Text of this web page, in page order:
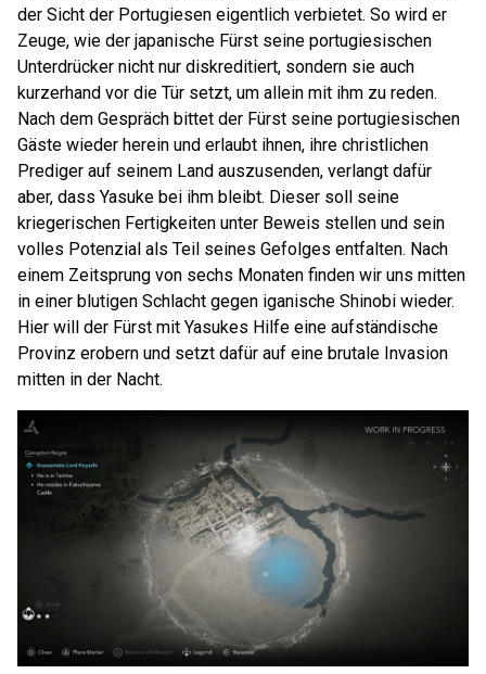
der Sicht der Portugiesen eigentlich verbietet. So wird er
Zeuge, wie der japanische Fürst seine portugiesischen
Unterdrücker nicht nur diskreditiert, sondern sie auch
kurzerhand vor die Tür setzt, um allein mit ihm zu reden.
Nach dem Gespräch bittet der Fürst seine portugiesischen
Gäste wieder herein und erlaubt ihnen, ihre christlichen
Prediger auf seinem Land auszusenden, verlangt dafür
aber, dass Yasuke bei ihm bleibt. Dieser soll seine
kriegerischen Fertigkeiten unter Beweis stellen und sein
volles Potenzial als Teil seines Gefolges entfalten. Nach
einem Zeitsprung von sechs Monaten finden wir uns mitten
in einer blutigen Schlacht gegen iganische Shinobi wieder.
Hier will der Fürst mit Yasukes Hilfe eine aufständische
Provinz erobern und setzt dafür auf eine brutale Invasion
mitten in der Nacht.